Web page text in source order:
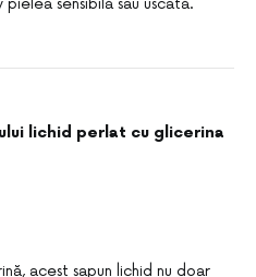
sensibilă sau uscată.
lichid perlat cu glicerina
acest sapun lichid nu doar